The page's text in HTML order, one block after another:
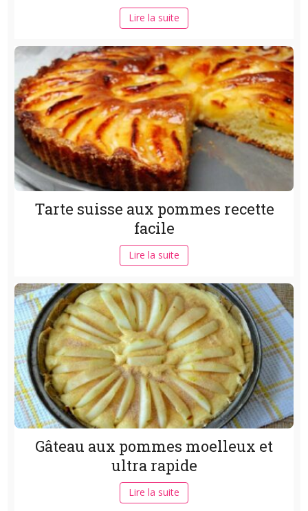
Lire la suite
Tarte suisse aux pommes recette
facile
Lire la suite
Gâteau aux pommes moelleux et
ultra rapide
Lire la suite